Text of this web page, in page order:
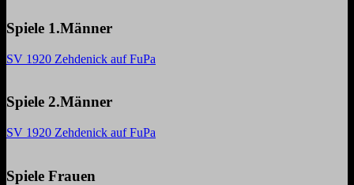
Spiele 1.Männer
SV 1920 Zehdenick auf FuPa
Spiele 2.Männer
SV 1920 Zehdenick auf FuPa
Spiele Frauen